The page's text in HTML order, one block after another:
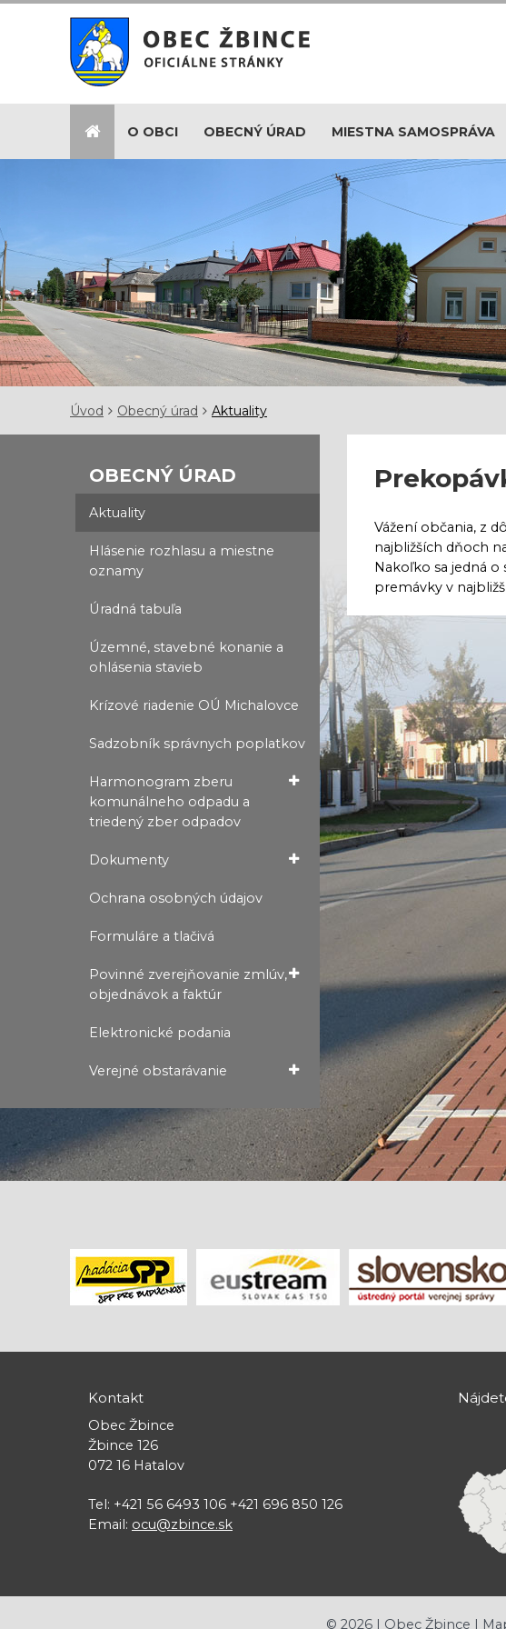
O OBCI OBECNÝ ÚRAD MIESTNA SAMOSPRÁVA
Úvod Obecný úrad Aktuality
OBECNÝ ÚRAD
Aktuality
Hlásenie rozhlasu a miestne
oznamy
Úradná tabuľa
Územné, stavebné konanie a
ohlásenia stavieb
Krízové riadenie OÚ Michalovce
Sadzobník správnych poplatkov
Harmonogram zberu
komunálneho odpadu a
triedený zber odpadov
Dokumenty
Ochrana osobných údajov
Formuláre a tlačivá
Povinné zverejňovanie zmlúv,
objednávok a faktúr
Elektronické podania
Verejné obstarávanie
Vážení občania, z
najbližších dňoch
Nakoľko sa jedná
premávky v
Kontakt
Obec Žbince
Žbince 126
072 16 Hatalov
Tel: +421 56 6493 106 +421 696 850 126
Email: ocu@zbince.sk
© 2026 | Obec Žbince |